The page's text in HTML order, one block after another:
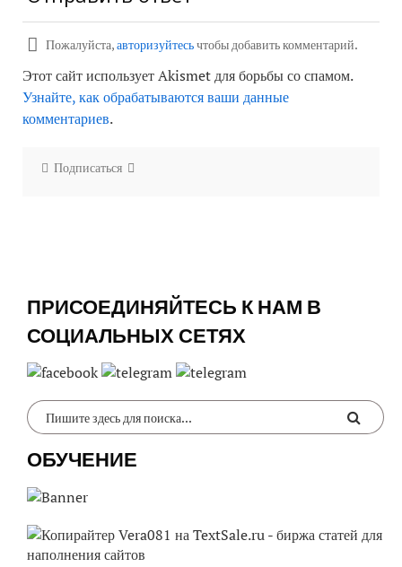
Пожалуйста,авторизуйтесьчтобы добавить комментарий.
Этот сайт использует Akismet для борьбы со спамом.
Узнайте, как обрабатываются ваши данные
комментариев.
Подписаться
ПРИСОЕДИНЯЙТЕСЬ К НАМ В
СОЦИАЛЬНЫХ СЕТЯХ
ОБУЧЕНИЕ